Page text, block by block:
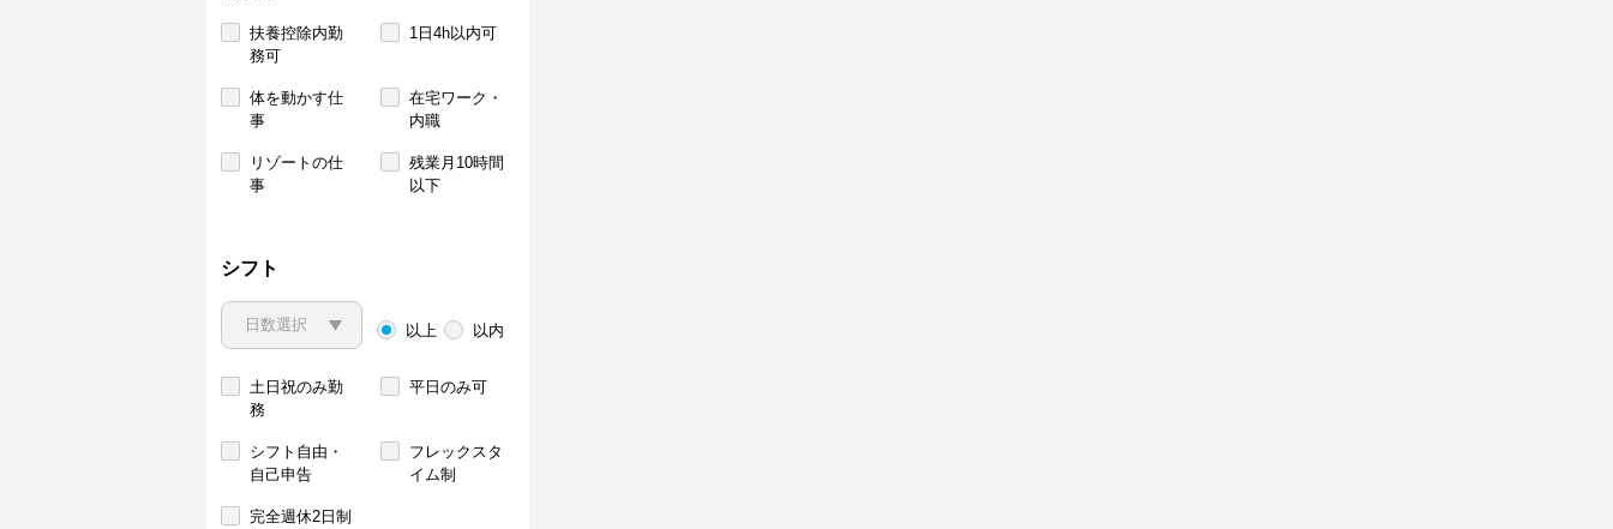
扶養控除内勤
務可
1日4h以内可
体を動かす仕
事
在宅ワーク・
内職
リゾートの仕
事
残業月10時間
以下
シフト
以上 以内
土日祝のみ勤
務
平日のみ可
シフト自由・
自己申告
フレックスタ
イム制
完全週休2日制